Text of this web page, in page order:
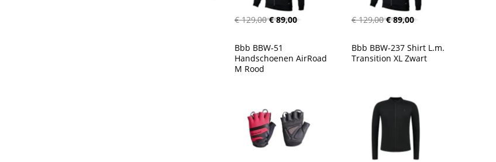
€ 129,00 € 89,00 € 129,00 € 89,00
Bbb BBW-51
Handschoenen AirRoad
M Rood
Bbb BBW-237 Shirt L.m.
Transition XL Zwart